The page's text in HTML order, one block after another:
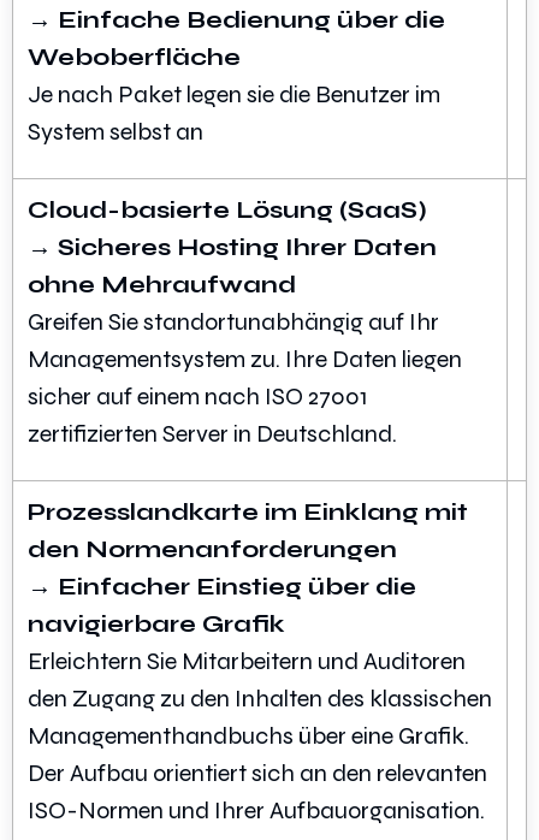
→ Einfache Bedienung über die
Weboberfläche
Je nach Paket legen sie die Benutzer im
System selbst an
Cloud-basierte Lösung (SaaS)
→ Sicheres Hosting Ihrer Daten
ohne Mehraufwand
Greifen Sie standortunabhängig auf Ihr
Managementsystem zu. Ihre Daten liegen
sicher auf einem nach ISO 27001
zertifizierten Server in Deutschland.
Prozesslandkarte im Einklang mit
den Normenanforderungen
→ Einfacher Einstieg über die
navigierbare Grafik
Erleichtern Sie Mitarbeitern und Auditoren
den Zugang zu den Inhalten des klassischen
Managementhandbuchs über eine Grafik.
Der Aufbau orientiert sich an den relevanten
ISO-Normen und Ihrer Aufbauorganisation.